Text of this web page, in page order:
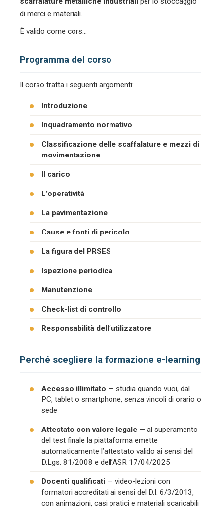
di merci e materiali.
È valido come cors…
Programma del corso
Il corso tratta i seguenti argomenti:
Introduzione
Inquadramento normativo
Classificazione delle scaffalature e mezzi di
movimentazione
Il carico
L’operatività
La pavimentazione
Cause e fonti di pericolo
La figura del PRSES
Ispezione periodica
Manutenzione
Check-list di controllo
Responsabilità dell’utilizzatore
Perché scegliere la formazione e-learning
Accesso illimitato — studia quando vuoi, dal
PC, tablet o smartphone, senza vincoli di orario o
sede
Attestato con valore legale — al superamento
del test finale la piattaforma emette
automaticamente l’attestato valido ai sensi del
D.Lgs. 81/2008 e dell’ASR 17/04/2025
Docenti qualificati — video-lezioni con
formatori accreditati ai sensi del D.I. 6/3/2013,
con animazioni, casi pratici e materiali scaricabili